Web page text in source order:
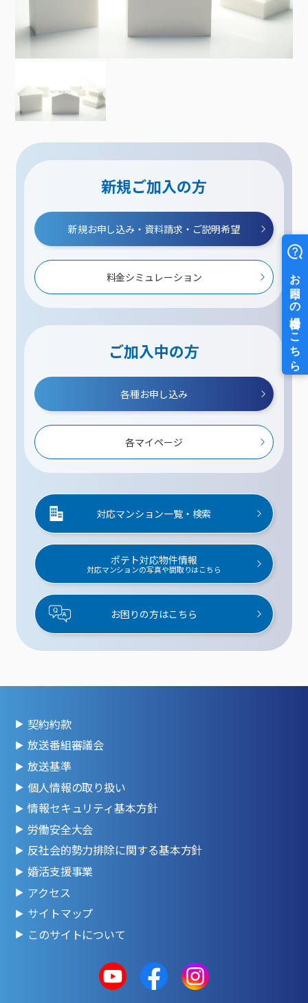
新規ご加入の方
新規お申し込み・資料請求・ご説明希望
料金シミュレーション
ご加入中の方
各種お申し込み
各マイページ
対応マンション一覧・検索
ポテト対応物件情報
対応マンションの写真や間取りはこちら
お困りの方はこちら
契約約款
放送番組審議会
放送基準
個人情報の取り扱い
情報セキュリティ基本方針
労働安全大会
反社会的勢力排除に関する基本方針
婚活支援事業
アクセス
サイトマップ
このサイトについて